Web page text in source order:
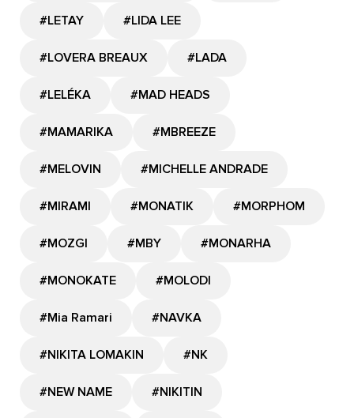
#LETAY #LIDA LEE
#LOVERA BREAUX #LADA
#LELÉKA #MAD HEADS
#MAMARIKA #MBREEZE
#MELOVIN #MICHELLE ANDRADE
#MIRAMI #MONATIK #MORPHOM
#MOZGI #MBY #MONARHA
#MONOKATE #MOLODI
#Mia Ramari #NAVKA
#NIKITA LOMAKIN #NK
#NEW NAME #NIKITIN